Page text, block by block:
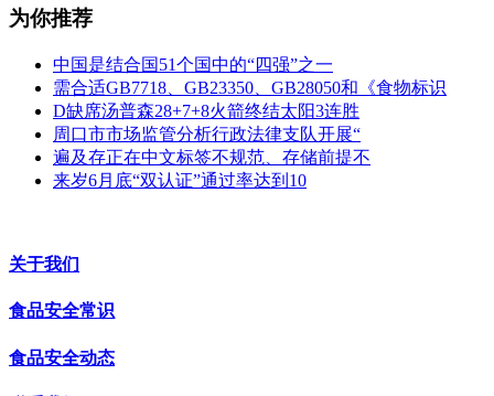
为你推荐
中国是结合国51个国中的“四强”之一
需合适GB7718、GB23350、GB28050和《食物标识
D缺席汤普森28+7+8火箭终结太阳3连胜
周口市市场监管分析行政法律支队开展“
遍及存正在中文标签不规范、存储前提不
来岁6月底“双认证”通过率达到10
关于我们
食品安全常识
食品安全动态